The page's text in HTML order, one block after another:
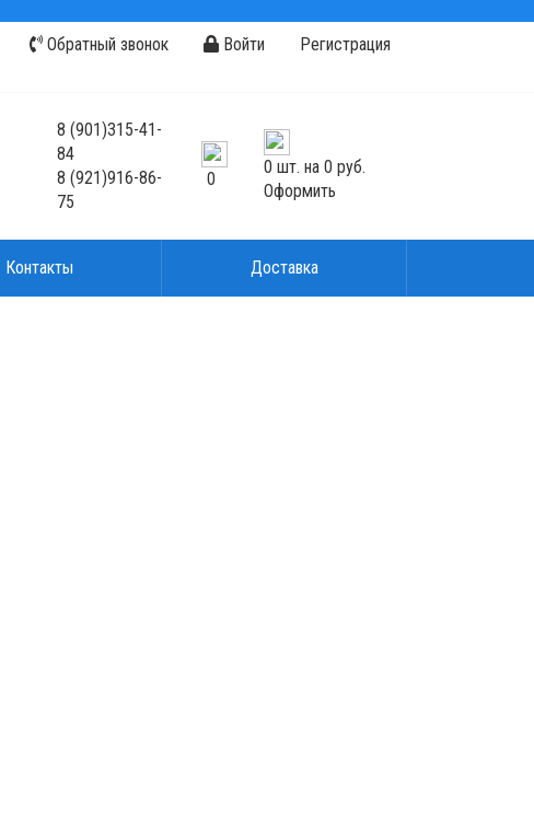
Обратный звонок Войти Регистрация
8(901)315-41-
84
8(921)916-86-
75
0
0 шт. на 0 руб.
Оформить
Контакты Доставка